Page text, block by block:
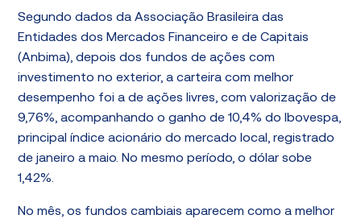
Segundo dados da Associação Brasileira das
Entidades dos Mercados Financeiro e de Capitais
(Anbima), depois dos fundos de ações com
investimento no exterior, a carteira com melhor
desempenho foi a de ações livres, com valorização de
9,76%, acompanhando o ganho de 10,4% do Ibovespa,
principal índice acionário do mercado local, registrado
de janeiro a maio. No mesmo período, o dólar sobe
1,42%.
No mês, os fundos cambiais aparecem como a melhor